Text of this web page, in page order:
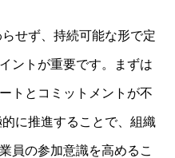
せず、持続可能な形で定
ントが重要です。まずは
トとコミットメントが不
に推進することで、組織
員の参加意識を高めるこ